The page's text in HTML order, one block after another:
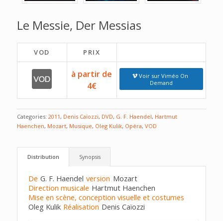
Le Messie, Der Messias
VOD PRIX
à partir de
4€
Voir sur Viméo On
Demand
Categories: 2011, Denis Caïozzi, DVD, G. F. Haendel, Hartmut
Haenchen, Mozart, Musique, Oleg Kulik, Opéra, VOD
Distribution Synopsis
De G. F. Haendel version Mozart
Direction musicale Hartmut Haenchen
Mise en scène, conception visuelle et costumes
Oleg Kulik Réalisation Denis Caïozzi